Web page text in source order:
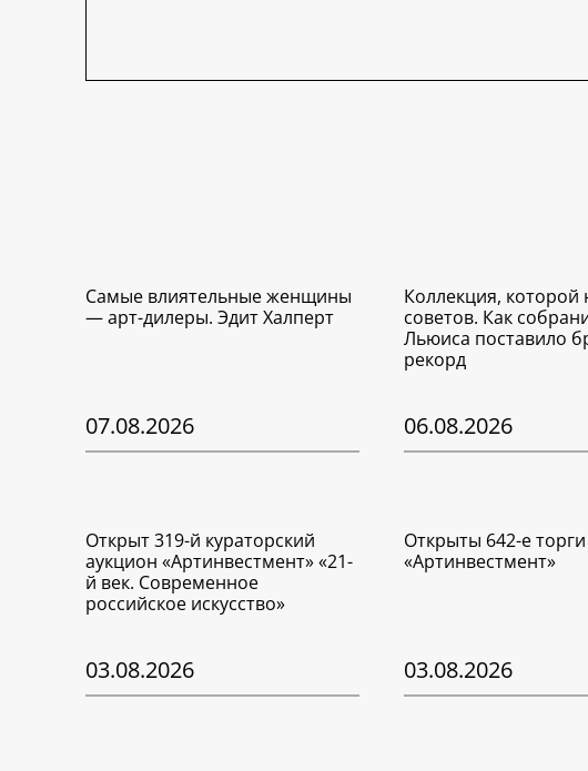
Самые влиятельные женщины
— арт-дилеры. Эдит Халперт
07.08.2026
Коллекция, которой
советов. Как
Льюиса поставило
рекорд
06.08.2026
Открыт 319-й кураторский
аукцион «Артинвестмент» «21-
й век. Современное
российское искусство»
03.08.2026
Открыты 642-е
«Артинвестмент»
03.08.2026